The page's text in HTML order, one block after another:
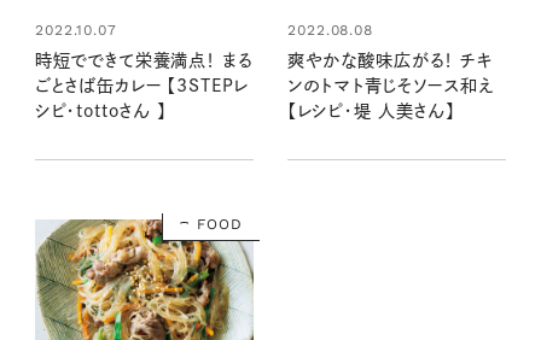
2022.10.07
時短でできて栄養満点！ まる
ごとさば缶カレー 【3STEPレ
シピ・tottoさん 】
2022.08.08
爽やかな酸味広がる！ チキ
ンのトマト青じそソース和え
【レシピ・堤 人美さん】
FOOD